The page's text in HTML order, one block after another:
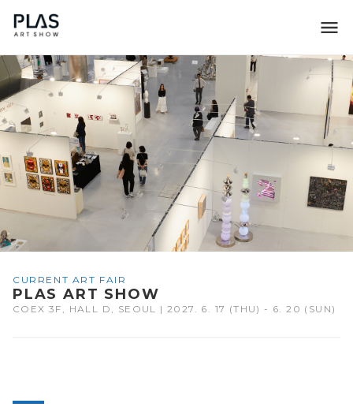
CURRENT ART FAIR
PLAS ART SHOW
COEX 3F, HALL D, SEOUL | 2027. 6. 17 (THU) - 6. 20 (SUN)